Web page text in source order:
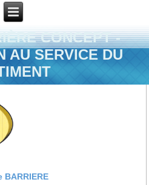
CONCEPT -
AU SERVICE DU
BARRIERE